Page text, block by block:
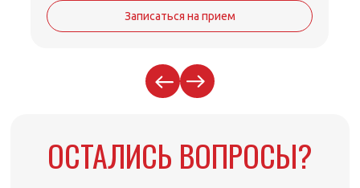
Записаться на прием
ОСТАЛИСЬ ВОПРОСЫ?